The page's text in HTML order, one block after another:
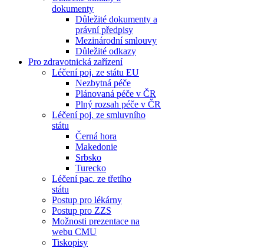
dokumenty
Důležité dokumenty a
právní předpisy
Mezinárodní smlouvy
Důležité odkazy
Pro zdravotnická zařízení
Léčení poj. ze státu EU
Nezbytná péče
Plánovaná péče v ČR
Plný rozsah péče v ČR
Léčení poj. ze smluvního
státu
Černá hora
Makedonie
Srbsko
Turecko
Léčení pac. ze třetího
státu
Postup pro lékárny
Postup pro ZZS
Možnosti prezentace na
webu CMU
Tiskopisy